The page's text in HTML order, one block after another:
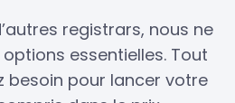
registrars, nous ne
essentielles. Tout
besoin pour lancer votre